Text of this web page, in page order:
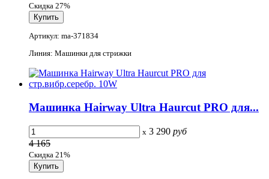
Скидка 27%
Артикул: ma-371834
Линия: Машинки для стрижки
Машинка Hairway Ultra Haurcut PRO для...
x 3 290 руб
4 165
Скидка 21%